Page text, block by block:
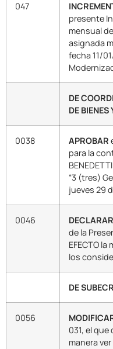
047
presente
mensual
asignada
fecha 11/
DE
DE BIENES
0038 APROBAR
para la
“3 (tres)
jueves 29
0046 DECLARAR
de la
EFECTO
los
DE
0056
031, el
manera